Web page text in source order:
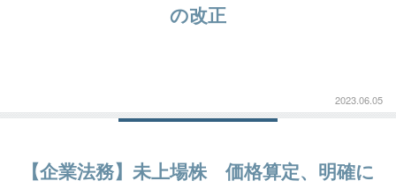
の改正
2023.06.05
【企業法務】未上場株 価格算定、明確に